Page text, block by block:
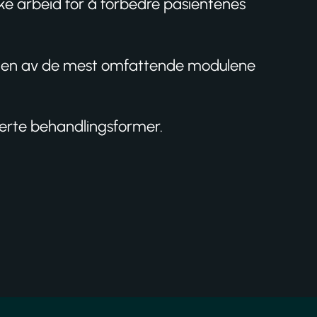
arbeid for å forbedre pasientenes
av de mest omfattende modulene
behandlingsformer.